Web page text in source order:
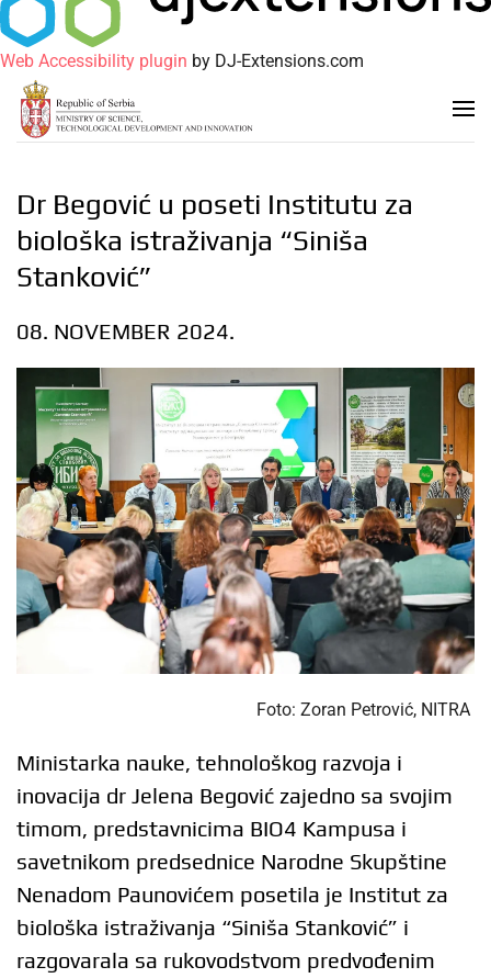
Web Accessibility plugin by DJ-Extensions.com
Dr Begović u poseti Institutu za
biološka istraživanja “Siniša
Stanković”
08. NOVEMBER 2024.
Foto: Zoran Petrović, NITRA
Ministarka nauke, tehnološkog razvoja i
inovacija dr Jelena Begović zajedno sa svojim
timom, predstavnicima BIO4 Kampusa i
savetnikom predsednice Narodne Skupštine
Nenadom Paunovićem posetila je Institut za
biološka istraživanja “Siniša Stanković” i
razgovarala sa rukovodstvom predvođenim